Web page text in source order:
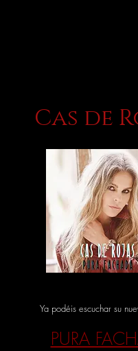
Cas de
Ya podéis escuchar su
PURA